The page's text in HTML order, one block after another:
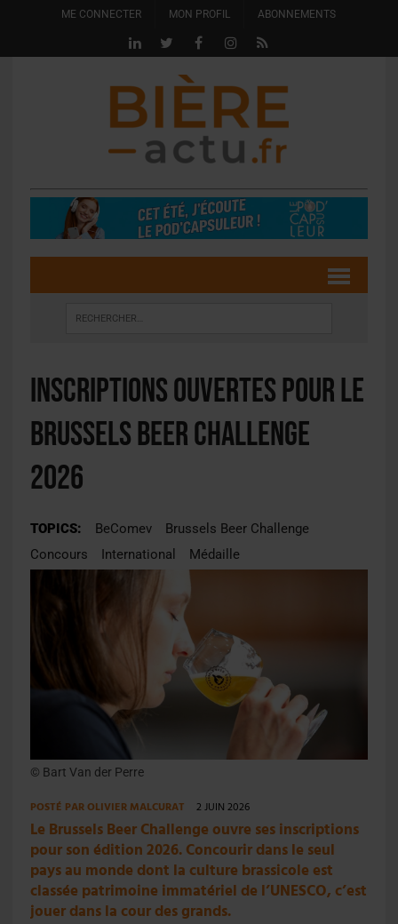
ME CONNECTER MON PROFIL ABONNEMENTS
Inscriptions ouvertes pour le
Brussels Beer Challenge
2026
TOPICS: BeComev
Brussels Beer Challenge
Concours
International Médaille
© Bart Van der Perre
POSTÉ PAROLIVIER MALCURAT 2 JUIN 2026
Le Brussels Beer Challenge ouvre ses inscriptions
pour son édition 2026. Concourir dans le seul
pays au monde dont la culture brassicole est
classée patrimoine immatériel de l’UNESCO, c’est
jouer dans la cour des grands.